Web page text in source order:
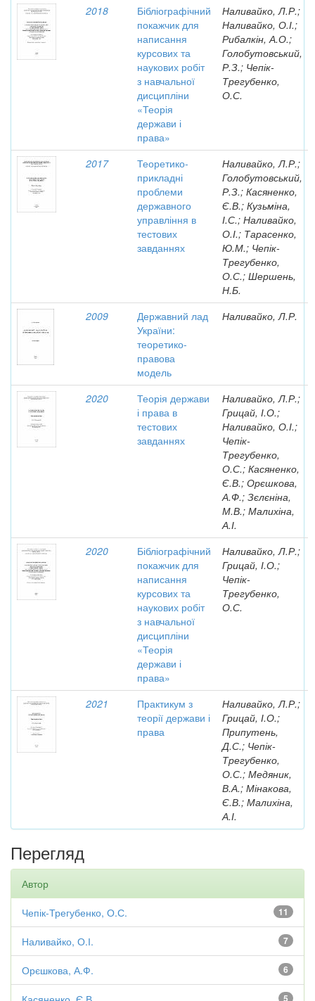
2018
Бібліографічний
покажчик для
написання
курсових та
наукових робіт
з навчальної
дисципліни
«Теорія
держави і
права»
Наливайко, Л.Р.;
Наливайко, О.І.;
Рибалкін, А.О.;
Голобутовський,
Р.З.; Чепік-
Трегубенко,
О.С.
2017
Теоретико-
прикладні
проблеми
державного
управління в
тестових
завданнях
Наливайко, Л.Р.;
Голобутовський,
Р.З.; Касяненко,
Є.В.; Кузьміна,
І.С.; Наливайко,
О.І.; Тарасенко,
Ю.М.; Чепік-
Трегубенко,
О.С.; Шершень,
Н.Б.
2009
Державний лад
України:
теоретико-
правова
модель
Наливайко, Л.Р.
2020
Теорія держави
і права в
тестових
завданнях
Наливайко, Л.Р.;
Грицай, І.О.;
Наливайко, О.І.;
Чепік-
Трегубенко,
О.С.; Касяненко,
Є.В.; Орєшкова,
А.Ф.; Зєлєніна,
М.В.; Малихіна,
А.І.
2020
Бібліографічний
покажчик для
написання
курсових та
наукових робіт
з навчальної
дисципліни
«Теорія
держави і
права»
Наливайко, Л.Р.;
Грицай, І.О.;
Чепік-
Трегубенко,
О.С.
2021
Практикум з
теорії держави і
права
Наливайко, Л.Р.;
Грицай, І.О.;
Припутень,
Д.С.; Чепік-
Трегубенко,
О.С.; Медяник,
В.А.; Мінакова,
Є.В.; Малихіна,
А.І.
Перегляд
Автор
11
Чепік-Трегубенко, О.С.
7
Наливайко, О.І.
6
Орєшкова, А.Ф.
5